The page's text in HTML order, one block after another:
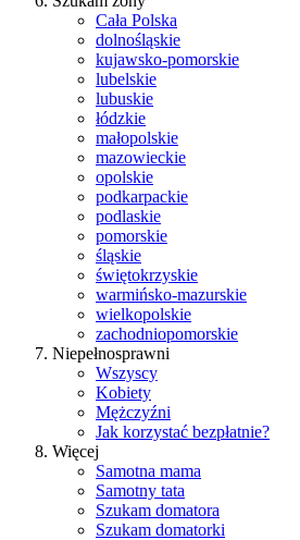
Cała Polska
dolnośląskie
kujawsko-pomorskie
lubelskie
lubuskie
łódzkie
małopolskie
mazowieckie
opolskie
podkarpackie
podlaskie
pomorskie
śląskie
świętokrzyskie
warmińsko-mazurskie
wielkopolskie
zachodniopomorskie
Niepełnosprawni
Wszyscy
Kobiety
Mężczyźni
Jak korzystać bezpłatnie?
Więcej
Samotna mama
Samotny tata
Szukam domatora
Szukam domatorki